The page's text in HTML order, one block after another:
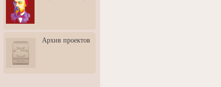
3: Обусловленности
человека и их влияние на
карьеру
скульптором Дмитрием
Тугариновым
АртБульвар в День города
Архив проектов